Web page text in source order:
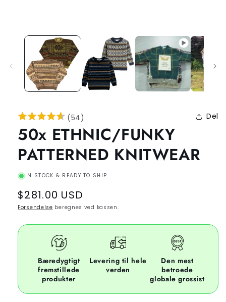
(54) Del
50x ETHNIC/FUNKY
PATTERNED KNITWEAR
IN STOCK & READY TO SHIP
Regular
price
$281.00 USD
Forsendelse beregnes ved kassen.
Bæredygtigt
fremstillede
produkter
Levering til hele
verden
Den mest
betroede
globale grossist